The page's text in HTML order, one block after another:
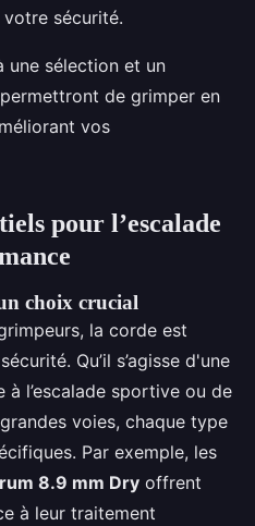
sécurité.
une sélection et un
de grimper en
vos
pour l’escalade
choix crucial
la corde est
Qu’il s’agisse d'une
l’escalade sportive ou de
voies, chaque type
Par exemple, les
8.9 mm Dry offrent
à leur traitement